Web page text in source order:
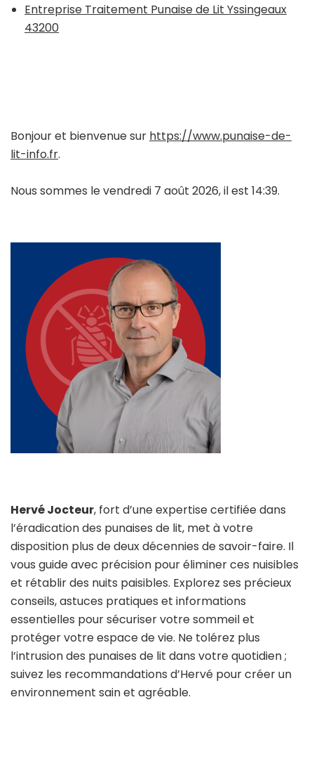
Entreprise Traitement Punaise de Lit Yssingeaux
43200
Bonjour et bienvenue sur https://www.punaise-de-
lit-info.fr.
Nous sommes le vendredi 7 août 2026, il est 14:39.
Hervé Jocteur, fort d’une expertise certifiée dans
l’éradication des punaises de lit, met à votre
disposition plus de deux décennies de savoir-faire. Il
vous guide avec précision pour éliminer ces nuisibles
et rétablir des nuits paisibles. Explorez ses précieux
conseils, astuces pratiques et informations
essentielles pour sécuriser votre sommeil et
protéger votre espace de vie. Ne tolérez plus
l’intrusion des punaises de lit dans votre quotidien ;
suivez les recommandations d’Hervé pour créer un
environnement sain et agréable.